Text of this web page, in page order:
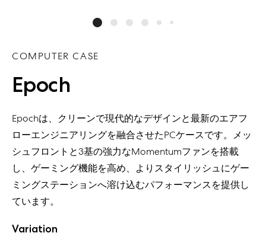
COMPUTER CASE
Epoch
Epochは、クリーンで現代的なデザインと最新のエアフ
ローエンジニアリングを融合させたPCケースです。メッ
シュフロントと3基の強力なMomentumファンを搭載
し、 ゲーミング機能を高め、より スタイリッシュにゲー
ミングステーションへ溶け込むパフォーマンスを提供し
ています。
Variation